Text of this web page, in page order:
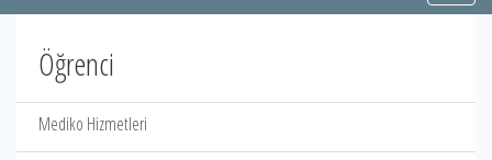
Öğrenci
Mediko Hizmetleri